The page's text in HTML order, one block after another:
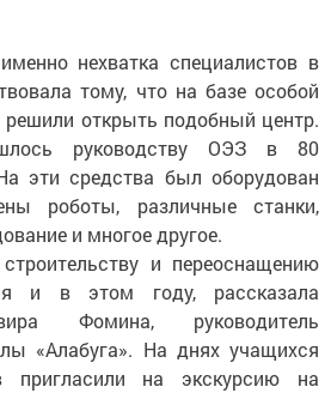
нехватка специалистов в
тому, что на базе особой
открыть подобный центр.
руководству ОЭЗ в 80
эти средства был оборудован
роботы, различные станки,
и многое другое.
и переоснащению
и в этом году, рассказала
Фомина, руководитель
«Алабуга». На днях учащихся
пригласили на экскурсию на